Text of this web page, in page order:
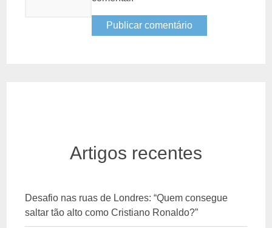
Artigos recentes
Desafio nas ruas de Londres: “Quem consegue
saltar tão alto como Cristiano Ronaldo?”